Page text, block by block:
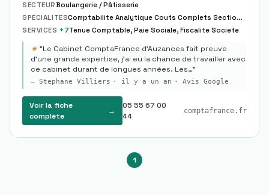
SECTEURBoulangerie / Pâtisserie
SPÉCIALITÉS
Comptabilite Analytique Couts Complets Sections Homogenes, Reporting Financier Pilotage Kpis Dashboards Temps Reel
SERVICES +7Tenue Comptable, Paie Sociale, Fiscalite Societe
★ "Le Cabinet ComptaFrance d’Auzances fait preuve
d’une grande expertise, j’ai eu la chance de travailler avec
ce cabinet durant de longues années. Les…"
— Stephane Villiers · il y a un an · Avis Google
Voir la fiche
complète
→
05 55 67 00
44
comptafrance.fr
1